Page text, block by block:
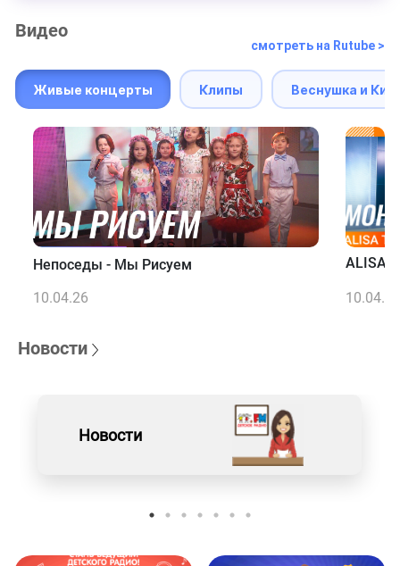
Видео
смотреть на Rutube >
Живые концерты Клипы Веснушка и
Непоседы - Мы Рисуем
10.04.26
ALISA
10.04.26
Новости
Новости